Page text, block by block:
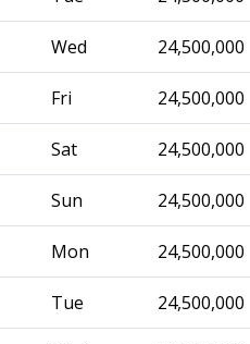
Wed 24,500,000
Fri 24,500,000
Sat 24,500,000
Sun 24,500,000
Mon 24,500,000
Tue 24,500,000